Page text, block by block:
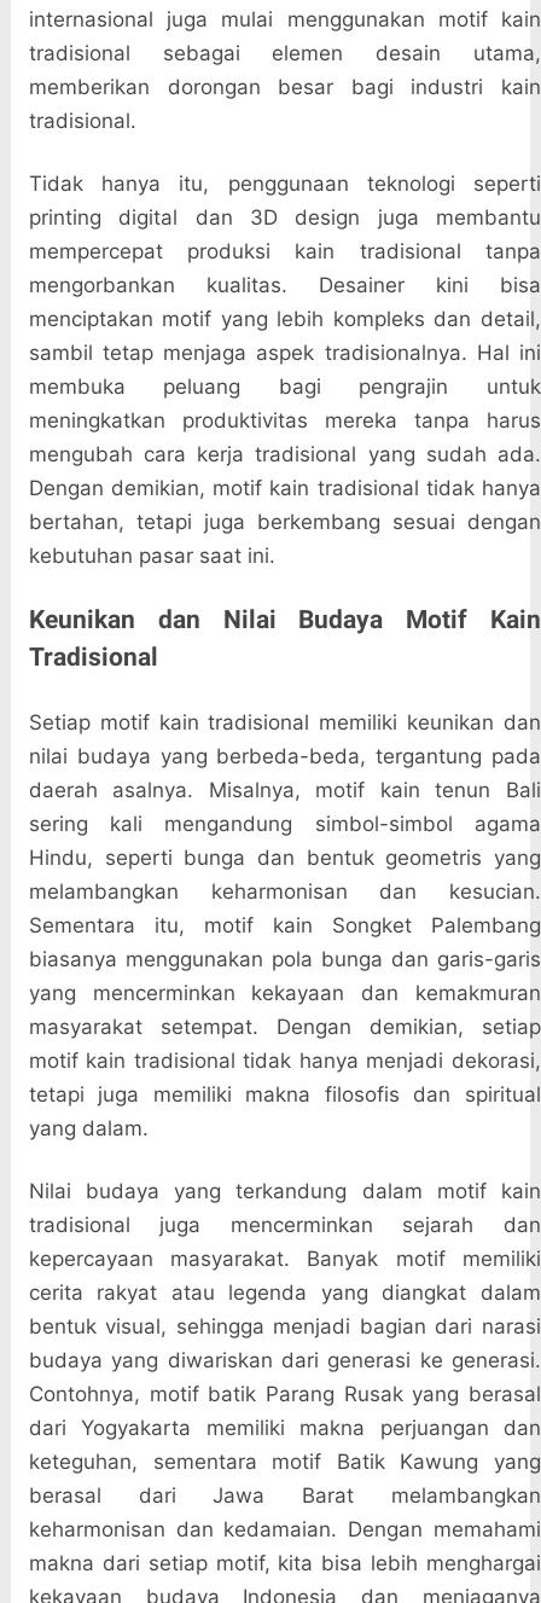
internasional juga mulai menggunakan motif kain
tradisional sebagai elemen desain utama,
memberikan dorongan besar bagi industri kain
tradisional.
Tidak hanya itu, penggunaan teknologi seperti
printing digital dan 3D design juga membantu
mempercepat produksi kain tradisional tanpa
mengorbankan kualitas. Desainer kini bisa
menciptakan motif yang lebih kompleks dan detail,
sambil tetap menjaga aspek tradisionalnya. Hal ini
membuka peluang bagi pengrajin untuk
meningkatkan produktivitas mereka tanpa harus
mengubah cara kerja tradisional yang sudah ada.
Dengan demikian, motif kain tradisional tidak hanya
bertahan, tetapi juga berkembang sesuai dengan
kebutuhan pasar saat ini.
Keunikan dan Nilai Budaya Motif Kain
Tradisional
Setiap motif kain tradisional memiliki keunikan dan
nilai budaya yang berbeda-beda, tergantung pada
daerah asalnya. Misalnya, motif kain tenun Bali
sering kali mengandung simbol-simbol agama
Hindu, seperti bunga dan bentuk geometris yang
melambangkan keharmonisan dan kesucian.
Sementara itu, motif kain Songket Palembang
biasanya menggunakan pola bunga dan garis-garis
yang mencerminkan kekayaan dan kemakmuran
masyarakat setempat. Dengan demikian, setiap
motif kain tradisional tidak hanya menjadi dekorasi,
tetapi juga memiliki makna filosofis dan spiritual
yang dalam.
Nilai budaya yang terkandung dalam motif kain
tradisional juga mencerminkan sejarah dan
kepercayaan masyarakat. Banyak motif memiliki
cerita rakyat atau legenda yang diangkat dalam
bentuk visual, sehingga menjadi bagian dari narasi
budaya yang diwariskan dari generasi ke generasi.
Contohnya, motif batik Parang Rusak yang berasal
dari Yogyakarta memiliki makna perjuangan dan
keteguhan, sementara motif Batik Kawung yang
berasal dari Jawa Barat melambangkan
keharmonisan dan kedamaian. Dengan memahami
makna dari setiap motif, kita bisa lebih menghargai
kekayaan budaya Indonesia dan menjaganya